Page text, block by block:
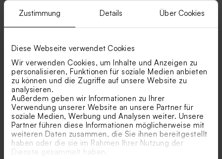
Zustimmung Details Über Cookies
Diese Webseite verwendet Cookies
Wir verwenden Cookies, um Inhalte und Anzeigen zu
personalisieren, Funktionen für soziale Medien anbieten
zu können und die Zugriffe auf unsere Website zu
analysieren.
Außerdem geben wir Informationen zu Ihrer
Verwendung unserer Website an unsere Partner für
soziale Medien, Werbung und Analysen weiter. Unsere
Partner führen diese Informationen möglicherweise mit
weiteren Daten zusammen, die Sie ihnen bereitgestellt
haben oder die sie im Rahmen Ihrer Nutzung der
Dienste gesammelt haben.
Himbeergeschmack als
(± 190 Stück)
Schokoladendragees als
kg (± 240 Stück)
Geschenkanhänger 'Picture
perfect' | rechteckig
Geschenkanhänger mit Foto